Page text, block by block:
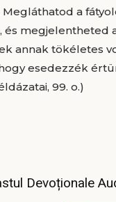
Megláthatod a
és megjelentheted
annak tökéletes
esedezzék
99. o.)
Devoționale